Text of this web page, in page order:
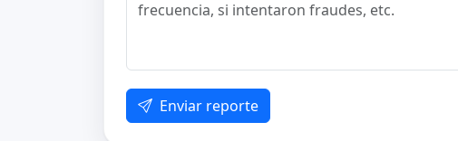
Enviar reporte